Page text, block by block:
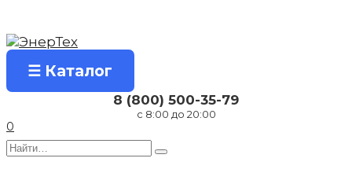
содержанию
☰ Каталог
8 (800) 500-35-79
с 8:00 до 20:00
0
Search